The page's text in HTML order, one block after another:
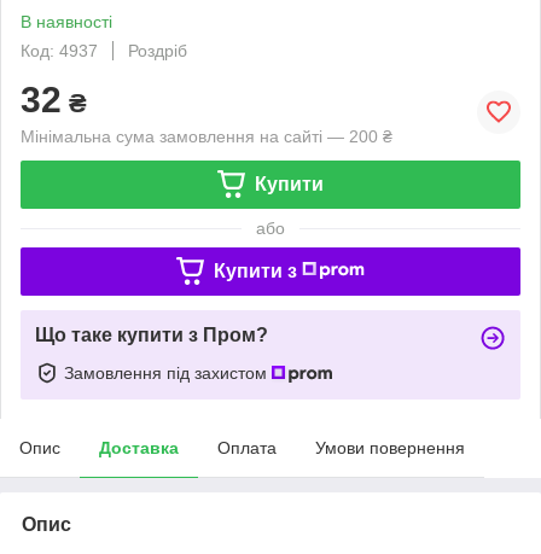
В наявності
Код: 4937
Роздріб
32 ₴
Мінімальна сума замовлення на сайті — 200 ₴
Купити
або
Купити з
Що таке купити з Пром?
Замовлення під захистом
Опис Доставка Оплата Умови повернення
Опис